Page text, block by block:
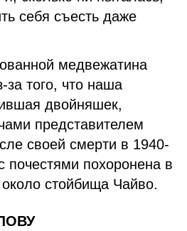
себя съесть даже
медвежатина
за того, что наша
двойняшек,
представителем
своей смерти в 1940-
почестями похоронена в
стойбища Чайво.